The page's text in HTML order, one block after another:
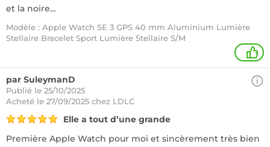
et la noire…
Modèle : Apple Watch SE 3 GPS 40 mm Aluminium Lumière
Stellaire Bracelet Sport Lumière Stellaire S/M
+
par SuleymanD
Publié le 25/10/2025
Acheté le 27/09/2025 chez LDLC
Elle a tout d’une grande
Première Apple Watch pour moi et sincèrement très bien